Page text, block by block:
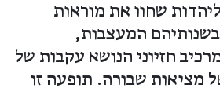
שחוו את מוראות
המעצבות,
חזיוני הנושא עקבות של
מציאות שבורה. תופעה זו